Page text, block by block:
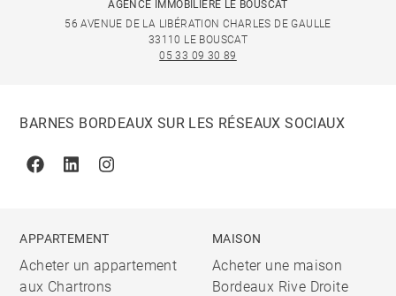
AGENCE IMMOBILIÈRE LE BOUSCAT
56 AVENUE DE LA LIBÉRATION CHARLES DE GAULLE
33110 LE BOUSCAT
05 33 09 30 89
BARNES BORDEAUX SUR LES RÉSEAUX SOCIAUX
FacebookLinkedinInstagram
APPARTEMENT
Acheter un appartement
aux Chartrons
MAISON
Acheter une maison
Bordeaux Rive Droite